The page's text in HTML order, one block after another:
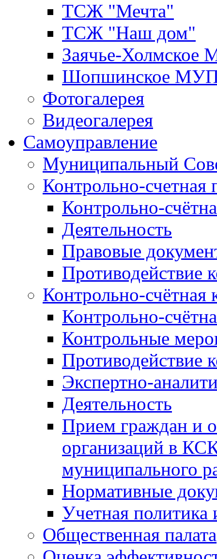
ТСЖ "Мечта"
ТСЖ "Наш дом"
Заячье-
Шопшинское
Фотогалерея
Видеогалерея
Самоуправление
Муниципальный
Контрольно-счетная
Контрольно-
Деятельность
Правовые
Противодействие
Контрольно-счётная
Контрольно-
Контрольные
Противодействие
Экспертно-
Деятельность
Прием граждан и
организаций в
муниципального
Нормативные
Учетная политика
Общественная палата